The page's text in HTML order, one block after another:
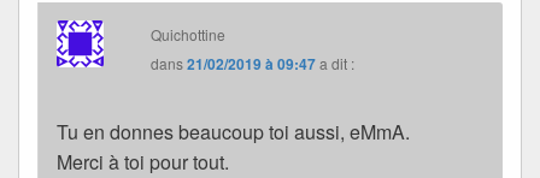
Quichottine
dans21/02/2019 à 09:47a dit :
Tu en donnes beaucoup toi aussi, eMmA.
Merci à toi pour tout.